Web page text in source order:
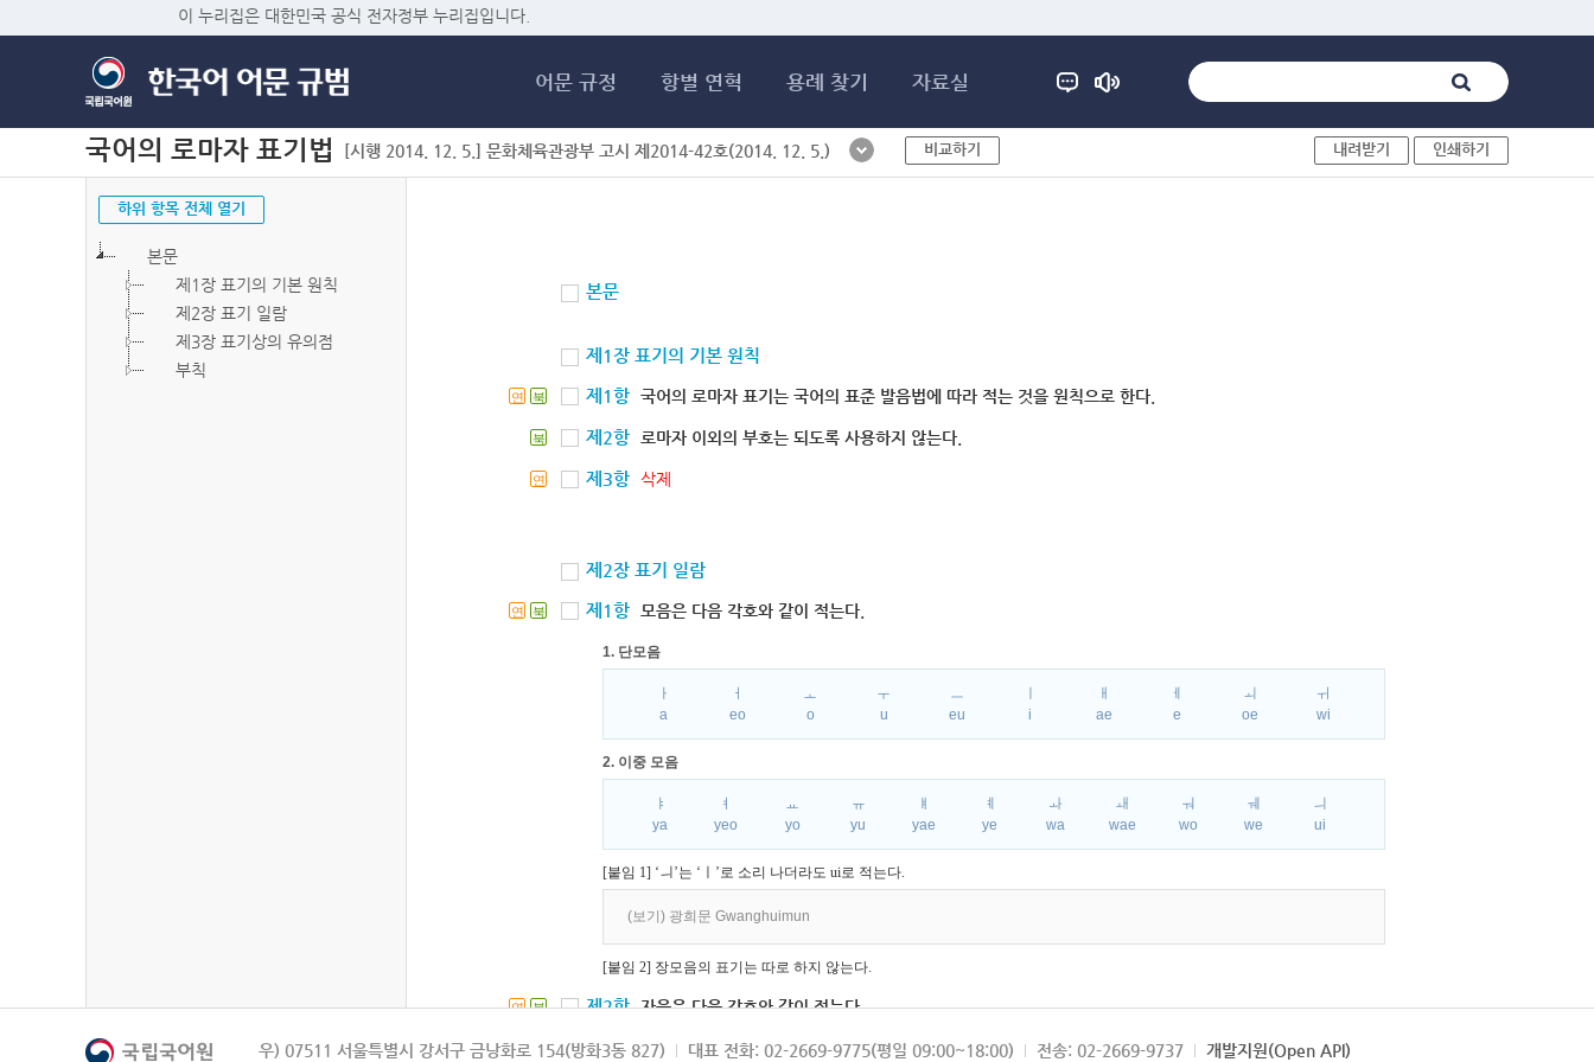
이 누리집은 대한민국 공식 전자정부 누리집입니다.
어문 규정 항별 연혁 용례 찾기 자료실
국어의 로마자 표기법 [시행 2014. 12. 5.] 문화체육관광부 고시 제2014-42호(2014. 12. 5.) 비교하기 내려받기 인쇄하기
하위 항목 전체 열기
본문
제1장 표기의 기본 원칙
제2장 표기 일람
제3장 표기상의 유의점
부칙
본문
제1장 표기의 기본 원칙
연 북 제1항 국어의 로마자 표기는 국어의 표준 발음법에 따라 적는 것을 원칙으로 한다.
북 제2항 로마자 이외의 부호는 되도록 사용하지 않는다.
연 제3항 삭제
제2장 표기 일람
연 북 제1항 모음은 다음 각호와 같이 적는다.
1. 단모음
ㅏ
a
ㅓ
eo
ㅗ
o
ㅜ
u
ㅡ
eu
i
ㅐ
ae
ㅔ
e
ㅚ
oe
ㅟ
wi
2. 이중 모음
ㅑ
ya
ㅕ
yeo
ㅛ
yo
ㅠ
yu
ㅒ
yae
ㅖ
ye
ㅘ
wa
ㅙ
wae
ㅝ
wo
ㅞ
we
ㅢ
ui
[붙임 1] ‘ㅢ’는 ‘ㅣ’로 소리 나더라도 ui로 적는다.
(보기) 광희문 Gwanghuimun
[붙임 2] 장모음의 표기는 따로 하지 않는다.
연 북 제2항 자음은 다음 각호와 같이 적는다.
1. 파열음
우) 07511 서울특별시 강서구 금낭화로 154(방화3동 827) 대표 전화: 02-2669-9775(평일 09:00~18:00) 전송: 02-2669-9737 개발지원(Open API)